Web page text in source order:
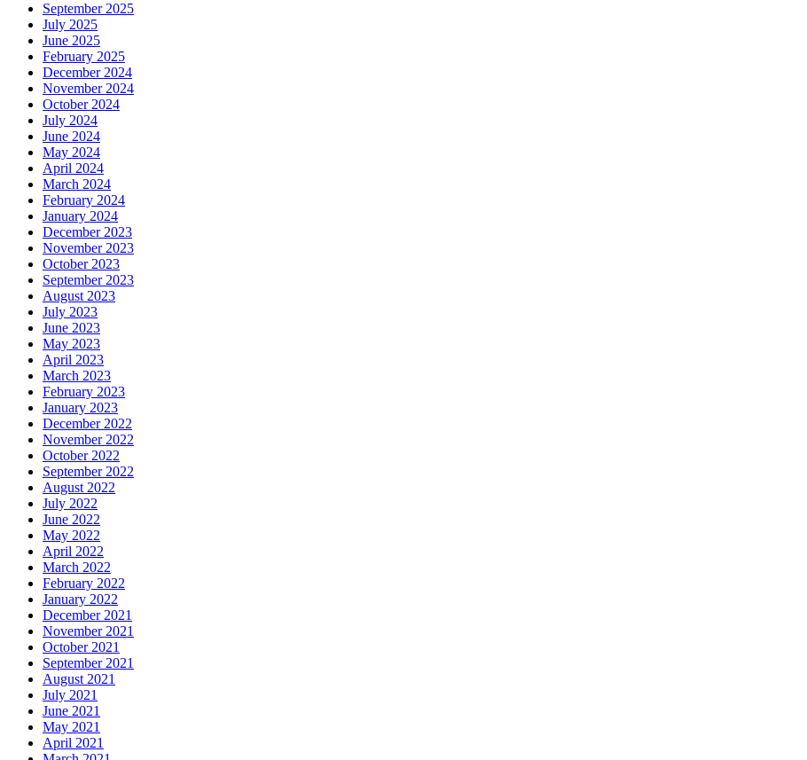
September 2025
July 2025
June 2025
February 2025
December 2024
November 2024
October 2024
July 2024
June 2024
May 2024
April 2024
March 2024
February 2024
January 2024
December 2023
November 2023
October 2023
September 2023
August 2023
July 2023
June 2023
May 2023
April 2023
March 2023
February 2023
January 2023
December 2022
November 2022
October 2022
September 2022
August 2022
July 2022
June 2022
May 2022
April 2022
March 2022
February 2022
January 2022
December 2021
November 2021
October 2021
September 2021
August 2021
July 2021
June 2021
May 2021
April 2021